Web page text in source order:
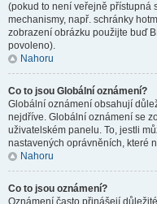
(pokud to není veřejně přístupná
mechanismy, např. schránky
zobrazení obrázku použijte buď
povoleno).
Nahoru
Co to jsou Globální oznámení?
Globální oznámení obsahují
nejdříve. Globální oznámení se
uživatelském panelu. To, jestli
nastavených oprávněních, které
Nahoru
Co to jsou oznámení?
Oznámení často přinášejí